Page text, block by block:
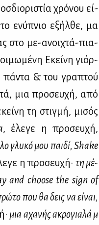
χρό­νου εί­
ενύ­πνιο εξήλ­θε, μα
στο με-ανοι­χτά-πια-
Εκεί­νη γιόρ­
πά­ντα & του γρα­πτού
μια προ­σευ­χή, από
τη στιγ­μή, μι­σός
, έλε­γε η προ­σευ­χή,
γλυ­κό μου παι­δί,Shake
η προ­σευ­χή· τη μέ­
and choose the sign of
που θα δεις να εί­ναι,
μια αχα­νής ακρο­για­λά μ᾽